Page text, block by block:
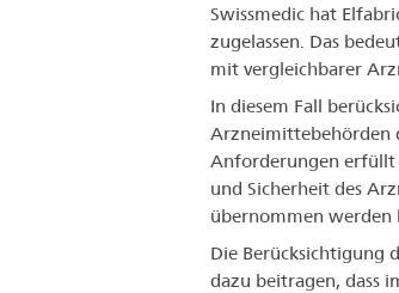
Swissmedic hat
zugelassen. Das
mit vergleichbarer
In diesem Fall
Arzneimittebehörden
Anforderungen erfüllt
und Sicherheit des
übernommen werden
Die Berücksichtigung
dazu beitragen, dass